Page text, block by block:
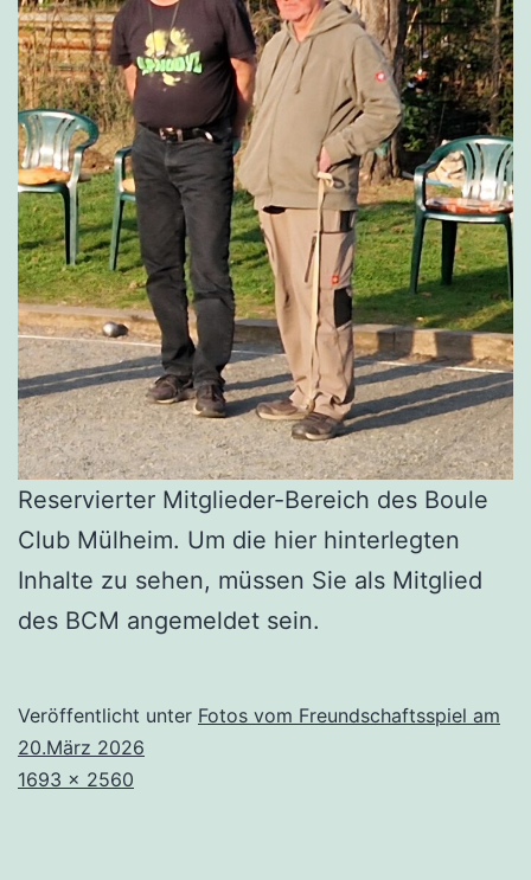
Reservierter Mitglieder-Bereich des Boule
Club Mülheim. Um die hier hinterlegten
Inhalte zu sehen, müssen Sie als Mitglied
des BCM angemeldet sein.
Veröffentlicht unter Fotos vom Freundschaftsspiel am
20.März 2026
Originalgröße
1693 × 2560